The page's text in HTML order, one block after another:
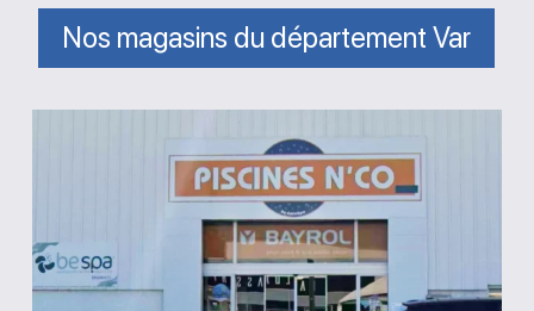
Nos magasins du département Var
Piscines
N’co
Brignoles